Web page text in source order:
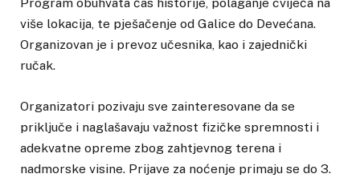
Program obuhvata čas historije, polaganje cvijeća na
više lokacija, te pješačenje od Galice do Devećana.
Organizovan je i prevoz učesnika, kao i zajednički
ručak.
Organizatori pozivaju sve zainteresovane da se
priključe i naglašavaju važnost fizičke spremnosti i
adekvatne opreme zbog zahtjevnog terena i
nadmorske visine. Prijave za noćenje primaju se do 3.